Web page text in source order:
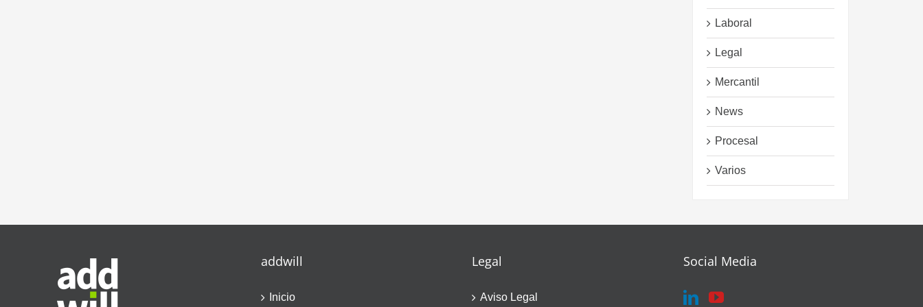
Laboral
Legal
Mercantil
News
Procesal
Varios
addwill
Inicio
Legal
Aviso Legal
Social Media